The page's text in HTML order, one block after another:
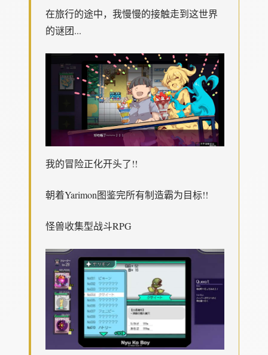
在旅行的途中，我慢慢的接触走到这世界
的谜团...
我的冒险正化开头了!!
朝着Yarimon图鉴完所有制造霸为目标!!
怪兽收集型战斗RPG